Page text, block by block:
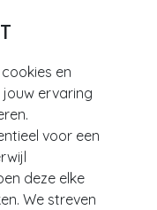
en
ervaring
voor een
deze elke
We streven